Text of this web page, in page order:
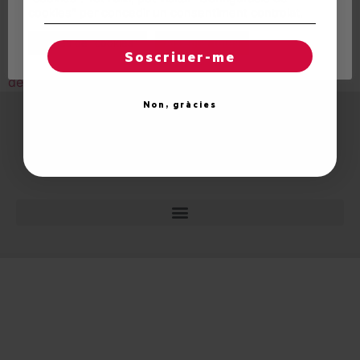
Membres d’Unitat d’Aran van participar
dimecres dia 18 d’agost al sopar del PSC
de les Comarques
Regles de "cookies" Acceptar totes
Soscriuer-me
Non, gràcies